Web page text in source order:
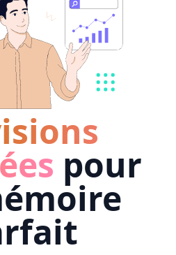
pour